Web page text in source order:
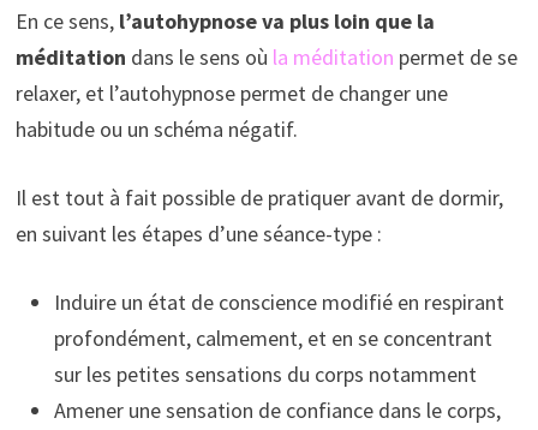
En ce sens, l’autohypnose va plus loin que la
méditation dans le sens où la méditation permet de se
relaxer, et l’autohypnose permet de changer une
habitude ou un schéma négatif.
Il est tout à fait possible de pratiquer avant de dormir,
en suivant les étapes d’une séance-type :
Induire un état de conscience modifié en respirant
profondément, calmement, et en se concentrant
sur les petites sensations du corps notamment
Amener une sensation de confiance dans le corps,